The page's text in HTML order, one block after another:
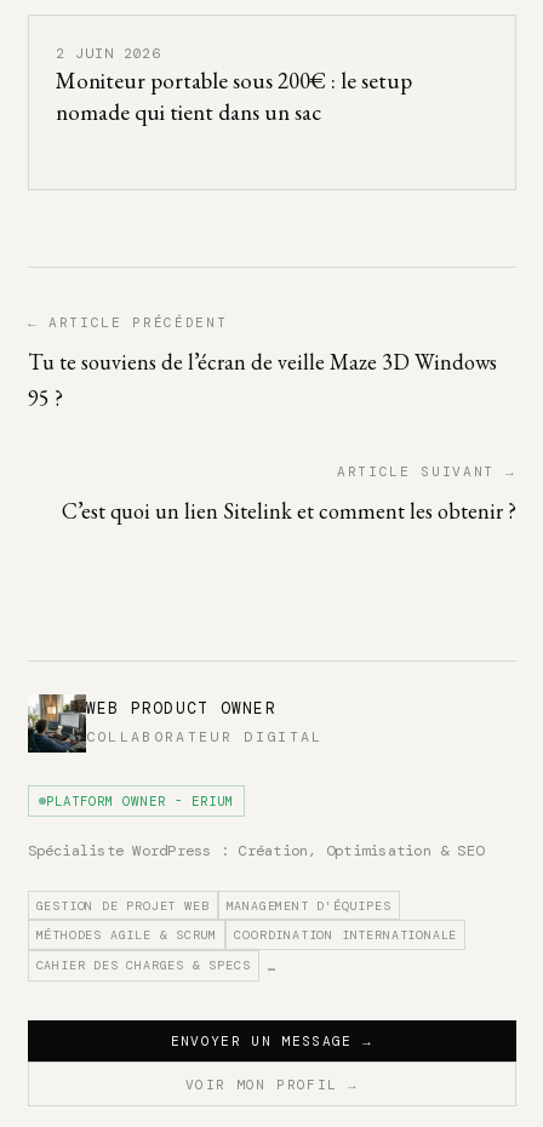
2 JUIN 2026
Moniteur portable sous 200€ : le setup
nomade qui tient dans un sac
← ARTICLE PRÉCÉDENT
Tu te souviens de l’écran de veille Maze 3D Windows
95 ?
ARTICLE SUIVANT →
C’est quoi un lien Sitelink et comment les obtenir ?
WEB PRODUCT OWNER
COLLABORATEUR DIGITAL
PLATFORM OWNER - ERIUM
Spécialiste WordPress : Création, Optimisation & SEO
GESTION DE PROJET WEB
MANAGEMENT D'ÉQUIPES
MÉTHODES AGILE & SCRUM
COORDINATION INTERNATIONALE
CAHIER DES CHARGES & SPECS
…
ENVOYER UN MESSAGE→
VOIR MON PROFIL →